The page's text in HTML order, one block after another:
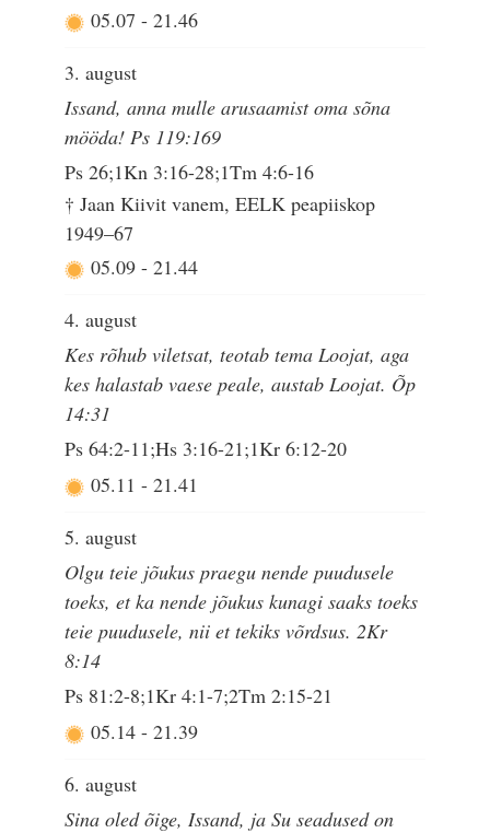
05.07 - 21.46
3. august
Issand, anna mulle arusaamist oma sõna
mööda! Ps 119:169
Ps 26;1Kn 3:16-28;1Tm 4:6-16
† Jaan Kiivit vanem, EELK peapiiskop
1949–67
05.09 - 21.44
4. august
Kes rõhub viletsat, teotab tema Loojat, aga
kes halastab vaese peale, austab Loojat. Õp
14:31
Ps 64:2-11;Hs 3:16-21;1Kr 6:12-20
05.11 - 21.41
5. august
Olgu teie jõukus praegu nende puudusele
toeks, et ka nende jõukus kunagi saaks toeks
teie puudusele, nii et tekiks võrdsus. 2Kr
8:14
Ps 81:2-8;1Kr 4:1-7;2Tm 2:15-21
05.14 - 21.39
6. august
Sina oled õige, Issand, ja Su seadused on